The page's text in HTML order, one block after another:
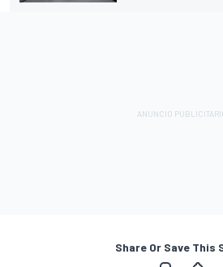
Share Or Save This